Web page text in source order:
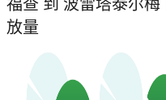
福查 到 波雷塔泰尔
放量